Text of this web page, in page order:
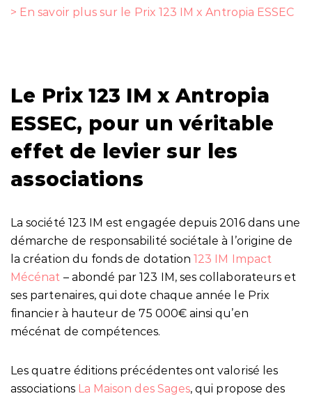
> En savoir plus sur le Prix 123 IM x Antropia ESSEC
Le Prix 123 IM x Antropia
ESSEC, pour un véritable
effet de levier sur les
associations
La société 123 IM est engagée depuis 2016 dans une
démarche de responsabilité sociétale à l’origine de
la création du fonds de dotation123 IM Impact
Mécénat – abondé par 123 IM, ses collaborateurs et
ses partenaires, qui dote chaque année le Prix
financier à hauteur de 75 000€ ainsi qu’en
mécénat de compétences.
Les quatre éditions précédentes ont valorisé les
associations La Maison des Sages, qui propose des